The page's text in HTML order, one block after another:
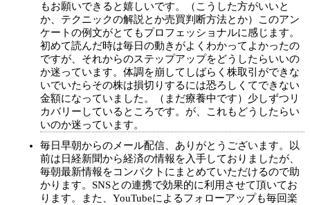
もお願いできると嬉しいです。（こうした方がいいと
か、テクニックの解説とか売買判断方法とか）このアン
ケートの例文がとてもプロフェッショナルに感じます。
初めて読んだ時は毎日の動きがよくわかってよかったの
ですが、それからのステップアップをどうしたらいいの
か迷っています。体調を崩してしばらく株取引ができな
いでいたらその株は損切りするには恐ろしくてできない
金額になっていました。（まだ療養中です）少しずつリ
カバリーしているところです。が、これもどうしたらい
いのか迷っています。
毎日早朝からのメール配信、ありがとうございます。以
前は日経新聞から経済の情報を入手しておりましたが、
毎朝最新情報をコンパクトにまとめていただけるので助
かります。SNSとの連携で効果的に利用させて頂いてお
ります。また、YouTubeによるフォローアップも毎回楽